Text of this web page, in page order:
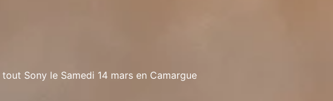
tout Sony le Samedi 14 mars en Camargue